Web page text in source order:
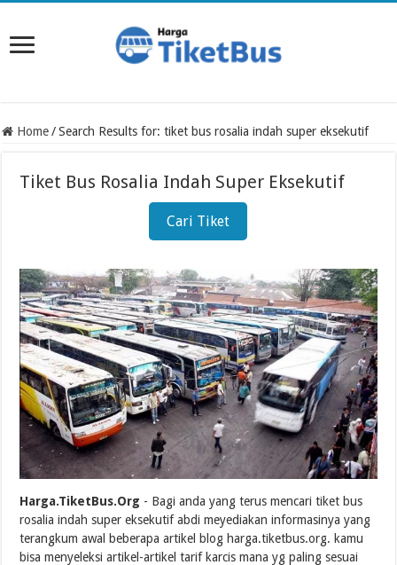
Home / Search Results for: tiket bus rosalia indah super eksekutif
Tiket Bus Rosalia Indah Super Eksekutif
Cari Tiket
Harga.TiketBus.Org - Bagi anda yang terus mencari tiket bus
rosalia indah super eksekutif abdi meyediakan informasinya yang
terangkum awal beberapa artikel blog harga.tiketbus.org. kamu
bisa menyeleksi artikel-artikel tarif karcis mana yg paling sesuai